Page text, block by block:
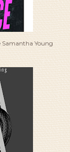
Samantha Young